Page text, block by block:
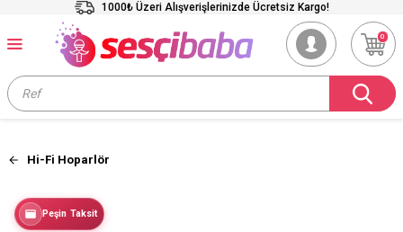
1000₺ Üzeri Alışverişlerinizde Ücretsiz Kargo!
0
Hi-Fi Hoparlör
Peşin Taksit